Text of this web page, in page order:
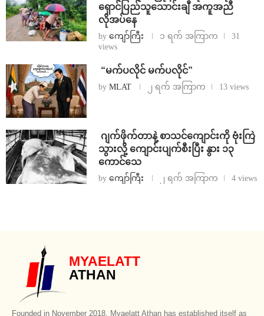
ရှောင်ပြည်သူသောင်းချီ အကူအညီ
လိုအပ်နေ
by ကျော်ကြီး ၁ ရက် အကြာက
31
views
⁨ ⁨“မက်ပလိုင် မက်ပလိုင်”
by MLAT ၂ ရက် အကြာက 13 views
⁨⁩ ⁨ဂျက်ဖိုက်တာနဲ့ စာသင်ကျောင်းကို ဗုံးကြဲ
သွားလို့ ကျောင်းပျက်စီးပြီး နွား ၁၃
ကောင်သေ
by ကျော်ကြီး ၂ ရက် အကြာက 4 views
MYAELATT
ATHAN
Founded in November 2018, Myaelatt Athan has established itself as